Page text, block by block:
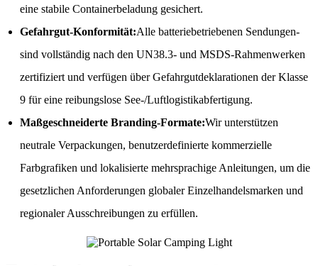
eine stabile Containerbeladung gesichert.
Gefahrgut-Konformität:Alle batteriebetriebenen Sendungen-
sind vollständig nach den UN38.3- und MSDS-Rahmenwerken
zertifiziert und verfügen über Gefahrgutdeklarationen der Klasse
9 für eine reibungslose See-/Luftlogistikabfertigung.
Maßgeschneiderte Branding-Formate:Wir unterstützen
neutrale Verpackungen, benutzerdefinierte kommerzielle
Farbgrafiken und lokalisierte mehrsprachige Anleitungen, um die
gesetzlichen Anforderungen globaler Einzelhandelsmarken und
regionaler Ausschreibungen zu erfüllen.